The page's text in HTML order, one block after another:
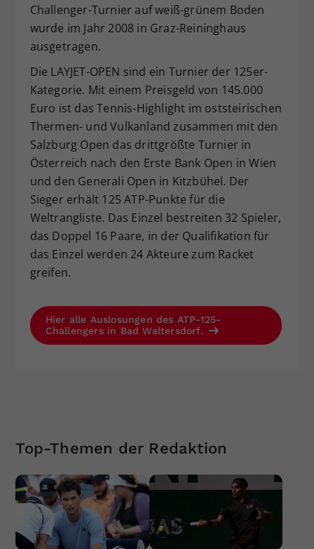
Challenger-Turnier auf weiß-grünem Boden
wurde im Jahr 2008 in Graz-Reininghaus
ausgetragen.
Die LAYJET-OPEN sind ein Turnier der 125er-
Kategorie. Mit einem Preisgeld von 145.000
Euro ist das Tennis-Highlight im oststeirischen
Thermen- und Vulkanland zusammen mit den
Salzburg Open das drittgrößte Turnier in
Österreich nach den Erste Bank Open in Wien
und den Generali Open in Kitzbühel. Der
Sieger erhält 125 ATP-Punkte für die
Weltrangliste. Das Einzel bestreiten 32 Spieler,
das Doppel 16 Paare, in der Qualifikation für
das Einzel werden 24 Akteure zum Racket
greifen.
Hier alle Auslosungen des ATP-125-
Challengers in Bad Waltersdorf.
Top-Themen der Redaktion